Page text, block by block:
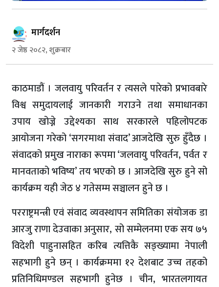
मार्गदर्शन
२ जेष्ठ २०८२, शुक्रबार
काठमाडौं । जलवायु परिवर्तन र त्यसले पारेको प्रभावबारे
विश्व समुदायलाई जानकारी गराउने तथा समाधानका
उपाय खोज्ने उद्देश्यका साथ सरकारले पहिलोपटक
आयोजना गरेको ‘सगरमाथा संवाद’ आजदेखि सुरु हुँदैछ ।
संवादको प्रमुख नाराका रूपमा ‘जलवायु परिवर्तन, पर्वत र
मानवताको भविष्य’ तय भएको छ । आजदेखि सुरु हुने सो
कार्यक्रम यही जेठ ४ गतेसम्म सञ्चालन हुने छ ।
परराष्ट्रमन्त्री एवं संवाद व्यवस्थापन समितिका संयोजक डा
आरजु राणा देउवाका अनुसार, सो सम्मेलनमा एक सय ७५
विदेशी पाहुनासहित करिब त्यत्तिकै सङ्ख्यामा नेपाली
सहभागी हुने छन् । कार्यक्रममा १२ देशबाट उच्च तहको
प्रतिनिधिमण्डल सहभागी हुनेछ । चीन, भारतलगायत